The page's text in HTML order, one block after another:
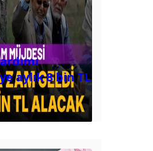
aylık 8 bin TL